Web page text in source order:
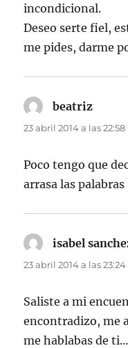
incondicional.
Deseo serte fiel,
me pides, darme
beatriz
23 abril 2014 a las 22:58
Poco tengo que
arrasa las palabras
isabel
23 abril 2014 a las 23:24
Saliste a mi
encontradizo, me
me hablabas de